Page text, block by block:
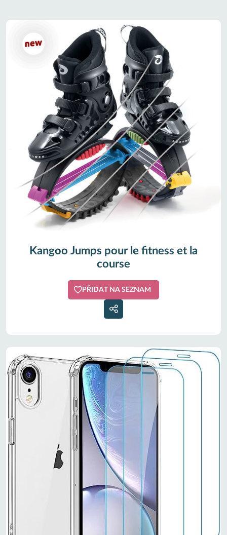
Kangoo Jumps pour le fitness et la
course
PŘIDAT NA SEZNAM